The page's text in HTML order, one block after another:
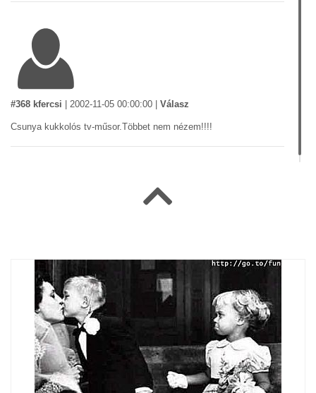
#368 kfercsi 2002-11-05 00:00:00 Válasz
Csunya kukkolós tv-műsor.Többet nem nézem!!!!